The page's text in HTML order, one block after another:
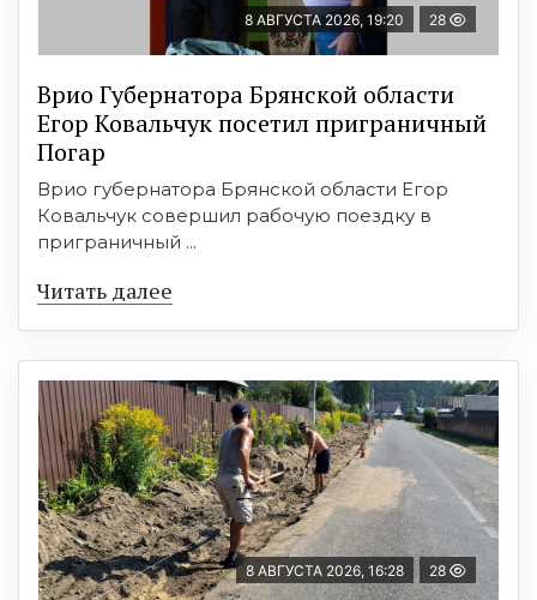
8 АВГУСТА 2026, 19:20 28
Врио Губернатора Брянской области
Егор Ковальчук посетил приграничный
Погар
Врио губернатора Брянской области Егор
Ковальчук совершил рабочую поездку в
приграничный ...
Читать далее
8 АВГУСТА 2026, 16:28 28